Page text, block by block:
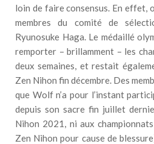
loin de faire consensus. En effet,
membres du comité de
Ryunosuke Haga. Le médaillé
remporter – brillamment – les
deux semaines, et restait
Zen Nihon fin décembre. Des
que Wolf n’a pour l’instant
depuis son sacre fin juillet
Nihon 2021, ni aux
Zen Nihon pour cause de